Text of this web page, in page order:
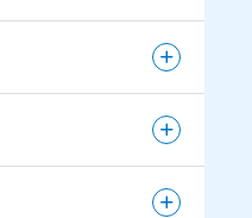
活かした新たな選択肢の